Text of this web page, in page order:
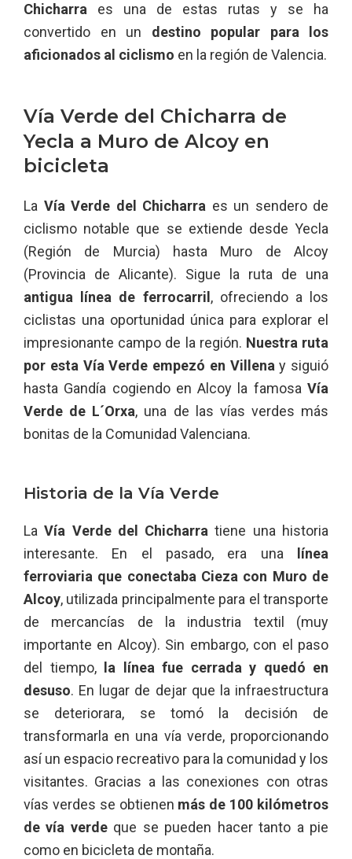
Chicharra es una de estas rutas y se ha
convertido en un destino popular para los
aficionados al ciclismo en la región de Valencia.
Vía Verde del Chicharra de
Yecla a Muro de Alcoy en
bicicleta
La Vía Verde del Chicharra es un sendero de
ciclismo notable que se extiende desde Yecla
(Región de Murcia) hasta Muro de Alcoy
(Provincia de Alicante). Sigue la ruta de una
antigua línea de ferrocarril , ofreciendo a los
ciclistas una oportunidad única para explorar el
impresionante campo de la región. Nuestra ruta
por esta Vía Verde empezó en Villena y siguió
hasta Gandía cogiendo en Alcoy la famosa Vía
Verde de L´Orxa, una de las vías verdes más
bonitas de la Comunidad Valenciana.
Historia de la Vía Verde
LaVía Verde del Chicharra tiene una historia
interesante. En el pasado, era una línea
ferroviaria que conectaba Cieza con Muro de
Alcoy, utilizada principalmente para el transporte
de mercancías de la industria textil (muy
importante en Alcoy). Sin embargo, con el paso
del tiempo,
la línea fue cerrada y quedó en
desuso. En lugar de dejar que la infraestructura
se deteriorara, se tomó la decisión de
transformarla en una vía verde, proporcionando
así un espacio recreativo para la comunidad y los
visitantes. Gracias a las conexiones con otras
vías verdes se obtienen más de 100 kilómetros
de vía verdeque se pueden hacer tanto a pie
como en bicicleta de montaña.